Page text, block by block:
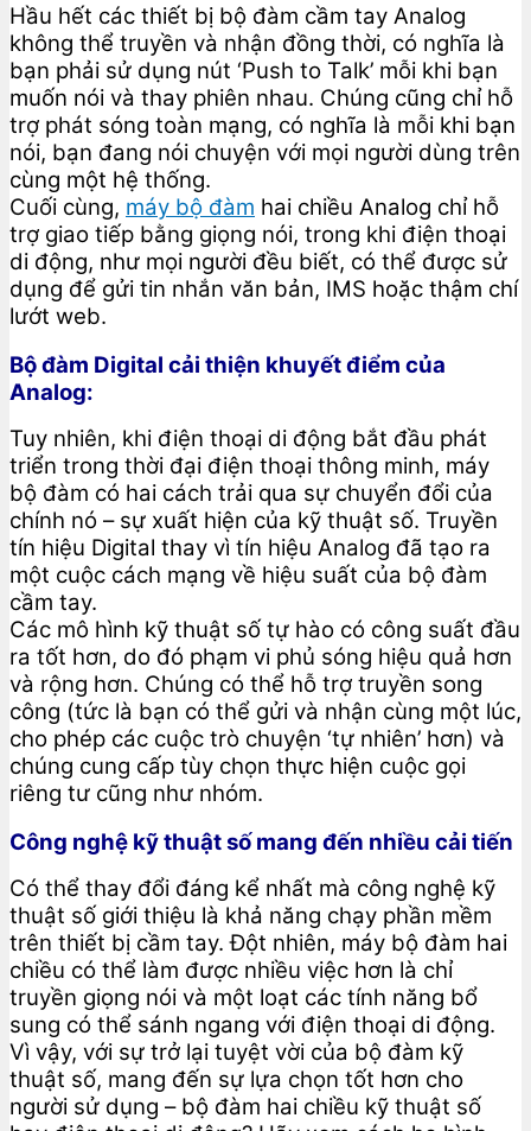
Hầu hết các thiết bị bộ đàm cầm tay Analog
không thể truyền và nhận đồng thời, có nghĩa là
bạn phải sử dụng nút ‘Push to Talk’ mỗi khi bạn
muốn nói và thay phiên nhau. Chúng cũng chỉ hỗ
trợ phát sóng toàn mạng, có nghĩa là mỗi khi bạn
nói, bạn đang nói chuyện với mọi người dùng trên
cùng một hệ thống.
Cuối cùng, máy bộ đàm hai chiều Analog chỉ hỗ
trợ giao tiếp bằng giọng nói, trong khi điện thoại
di động, như mọi người đều biết, có thể được sử
dụng để gửi tin nhắn văn bản, IMS hoặc thậm chí
lướt web.
Bộ đàm Digital cải thiện khuyết điểm của
Analog:
Tuy nhiên, khi điện thoại di động bắt đầu phát
triển trong thời đại điện thoại thông minh, máy
bộ đàm có hai cách trải qua sự chuyển đổi của
chính nó – sự xuất hiện của kỹ thuật số. Truyền
tín hiệu Digital thay vì tín hiệu Analog đã tạo ra
một cuộc cách mạng về hiệu suất của bộ đàm
cầm tay.
Các mô hình kỹ thuật số tự hào có công suất đầu
ra tốt hơn, do đó phạm vi phủ sóng hiệu quả hơn
và rộng hơn. Chúng có thể hỗ trợ truyền song
công (tức là bạn có thể gửi và nhận cùng một lúc,
cho phép các cuộc trò chuyện ‘tự nhiên’ hơn) và
chúng cung cấp tùy chọn thực hiện cuộc gọi
riêng tư cũng như nhóm.
Công nghệ kỹ thuật số mang đến nhiều cải tiến
Có thể thay đổi đáng kể nhất mà công nghệ kỹ
thuật số giới thiệu là khả năng chạy phần mềm
trên thiết bị cầm tay. Đột nhiên, máy bộ đàm hai
chiều có thể làm được nhiều việc hơn là chỉ
truyền giọng nói và một loạt các tính năng bổ
sung có thể sánh ngang với điện thoại di động.
Vì vậy, với sự trở lại tuyệt vời của bộ đàm kỹ
thuật số, mang đến sự lựa chọn tốt hơn cho
người sử dụng – bộ đàm hai chiều kỹ thuật số